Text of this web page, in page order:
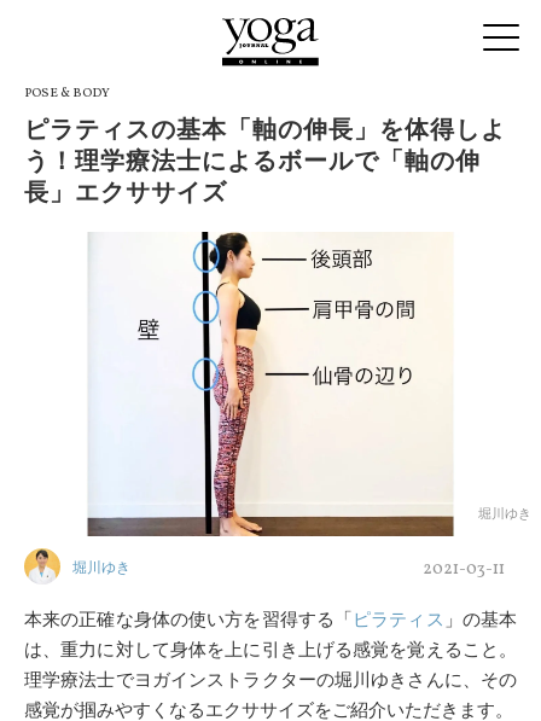
POSE & BODY
ピラティスの基本「軸の伸長」を体得しよ
う！理学療法士によるボールで「軸の伸
長」エクササイズ
堀川ゆき
堀川ゆき 2021-03-11
本来の正確な身体の使い方を習得する「ピラティス 」の基本
は、重力に対して身体を上に引き上げる感覚を覚えること。
理学療法士でヨガインストラクターの堀川ゆきさんに、その
感覚が掴みやすくなるエクササイズをご紹介いただきます。